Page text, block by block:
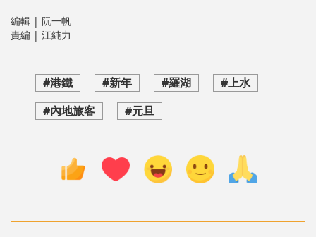
編輯 | 阮一帆
責編 | 江純力
#港鐵 #新年 #羅湖
#上水
#內地旅客
#元旦